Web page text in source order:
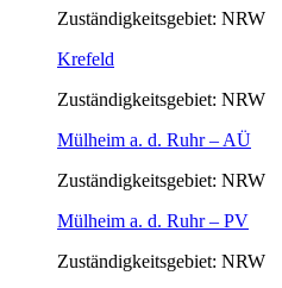
Zuständigkeitsgebiet: NRW
Krefeld
Zuständigkeitsgebiet: NRW
Mülheim a. d. Ruhr – AÜ
Zuständigkeitsgebiet: NRW
Mülheim a. d. Ruhr – PV
Zuständigkeitsgebiet: NRW